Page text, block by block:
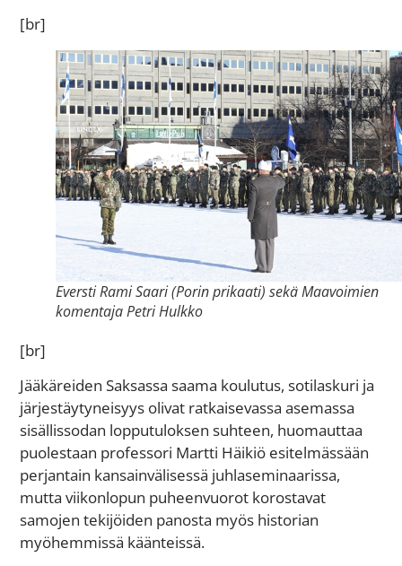
[br]
Eversti Rami Saari (Porin prikaati) sekä Maavoimien
komentaja Petri Hulkko
[br]
Jääkäreiden Saksassa saama koulutus, sotilaskuri ja
järjestäytyneisyys olivat ratkaisevassa asemassa
sisällissodan lopputuloksen suhteen, huomauttaa
puolestaan professori Martti Häikiö esitelmässään
perjantain kansainvälisessä juhlaseminaarissa,
mutta viikonlopun puheenvuorot korostavat
samojen tekijöiden panosta myös historian
myöhemmissä käänteissä.